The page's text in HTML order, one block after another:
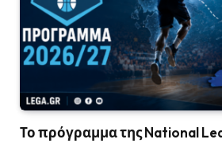
Το πρόγραμμα της National